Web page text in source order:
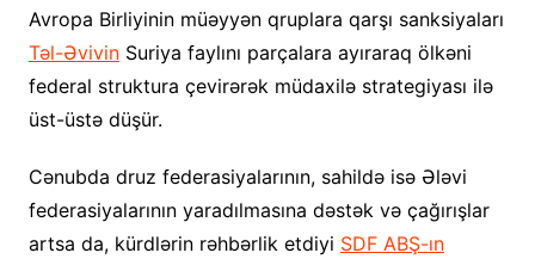
Avropa Birliyinin müəyyən qruplara qarşı sanksiyaları
Təl-ƏvivinSuriya faylını parçalara ayıraraq ölkəni
federal struktura çevirərək müdaxilə strategiyası ilə
üst-üstə düşür.
Cənubda druz federasiyalarının, sahildə isə Ələvi
federasiyalarının yaradılmasına dəstək və çağırışlar
artsa da, kürdlərin rəhbərlik etdiyi SDF ABŞ-ın